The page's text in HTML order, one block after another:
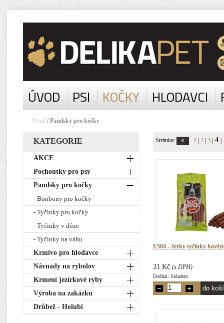
ÚVOD PSI KOČKY HLODAVCI
Úvod / Pamlsky pro kočky
KATEGORIE
AKCE
Pochoutky pro psy
Pamlsky pro kočky
- Bonbony pro kočky
- Tyčinky pro kočky
- Tyčinky v dóze
- Tyčinky na váhu
Krmivo pro hlodavce
Návnady na rybolov
Krmení jezírkové ryby
Výroba na zakázku
Drůbež - Holubi
Stránka: 1 2| 3| 4
E584 - Jerky tyčinky
31 Kč (s DPH)
Dodání: Skladem